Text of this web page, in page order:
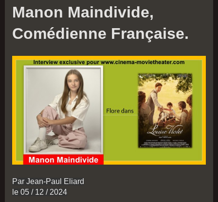
Manon Maindivide,
Comédienne Française.
Par Jean-Paul Eliard
le 05 / 12 / 2024